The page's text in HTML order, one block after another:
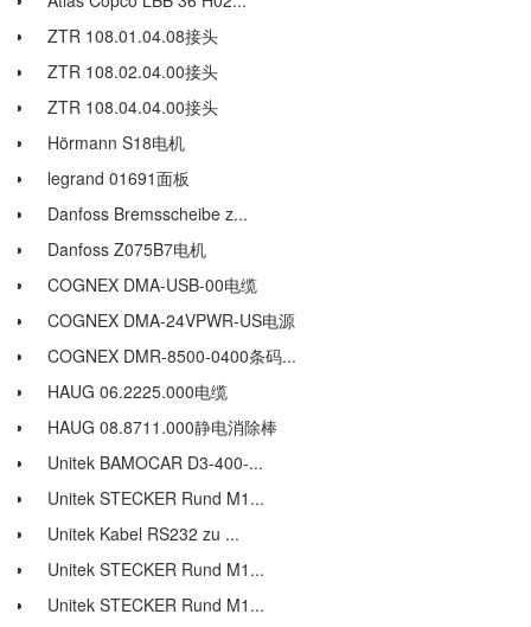
ZTR 108.01.04.08接头
ZTR 108.02.04.00接头
ZTR 108.04.04.00接头
Hörmann S18电机
legrand 01691面板
Danfoss Bremsscheibe z...
Danfoss Z075B7电机
COGNEX DMA-USB-00电缆
COGNEX DMA-24VPWR-US电源
COGNEX DMR-8500-0400条码...
HAUG 06.2225.000电缆
HAUG 08.8711.000静电消除棒
Unitek BAMOCAR D3-400-...
Unitek STECKER Rund M1...
Unitek Kabel RS232 zu ...
Unitek STECKER Rund M1...
Unitek STECKER Rund M1...